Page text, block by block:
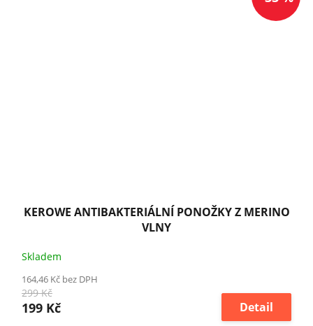
KEROWE ANTIBAKTERIÁLNÍ PONOŽKY Z MERINO
VLNY
Skladem
164,46 Kč bez DPH
299 Kč
199 Kč Detail